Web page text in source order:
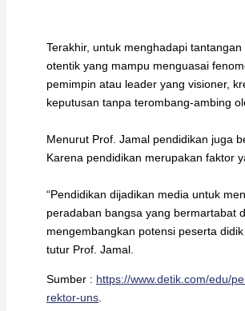
Terakhir, untuk menghadapi
otentik yang mampu menguasai
pemimpin atau leader yang visioner,
keputusan tanpa terombang-ambing
Menurut Prof. Jamal pendidikan juga
Karena pendidikan merupakan faktor
“Pendidikan dijadikan media untuk
peradaban bangsa yang bermartabat
mengembangkan potensi peserta
tutur Prof. Jamal.
Sumber : https://www.detik.com/edu/
rektor-uns.